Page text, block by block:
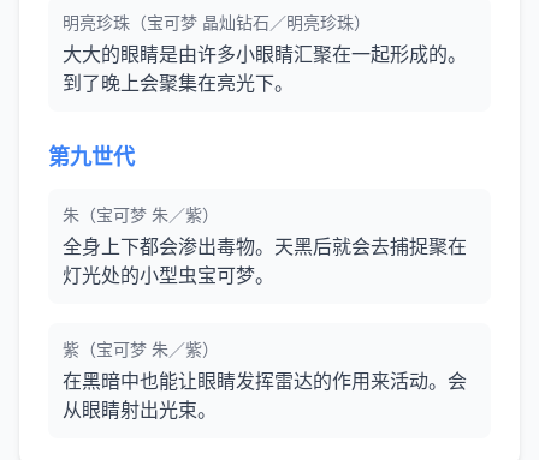
明亮珍珠（宝可梦 晶灿钻石／明亮珍珠）
大大的眼睛是由许多小眼睛汇聚在一起形成的。
到了晚上会聚集在亮光下。
第九世代
朱（宝可梦 朱／紫）
全身上下都会渗出毒物。天黑后就会去捕捉聚在
灯光处的小型虫宝可梦。
紫（宝可梦 朱／紫）
在黑暗中也能让眼睛发挥雷达的作用来活动。会
从眼睛射出光束。